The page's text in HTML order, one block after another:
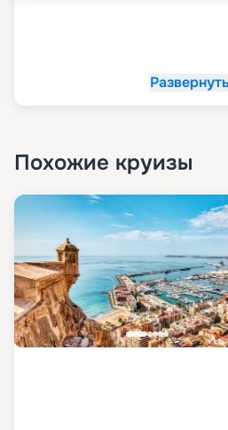
Развернуть
Похожие круизы